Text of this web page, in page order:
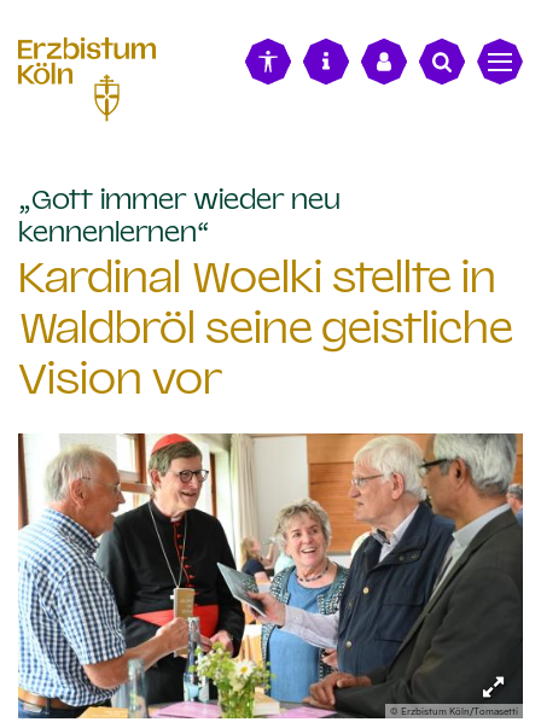
„Gott immer wieder neu
kennenlernen“
Kardinal Woelki stellte in
Waldbröl seine geistliche
Vision vor
© Erzbistum Köln/Tomasetti